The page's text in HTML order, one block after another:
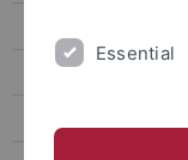
Wissenschaftliche
Essential